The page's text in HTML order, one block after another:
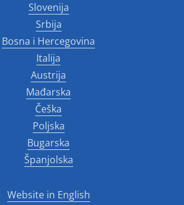
Slovenija
Srbija
Bosna i Hercegovina
Italija
Austrija
Mađarska
Češka
Poljska
Bugarska
Španjolska
Website in English